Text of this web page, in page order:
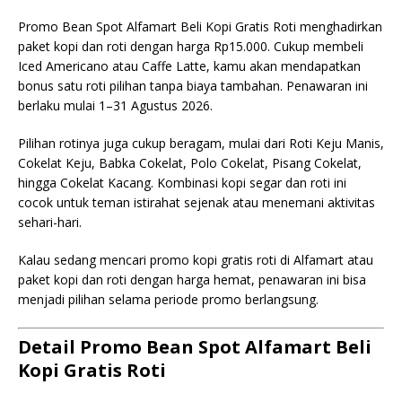
Promo Bean Spot Alfamart Beli Kopi Gratis Roti menghadirkan
paket kopi dan roti dengan harga Rp15.000. Cukup membeli
Iced Americano atau Caffe Latte, kamu akan mendapatkan
bonus satu roti pilihan tanpa biaya tambahan. Penawaran ini
berlaku mulai 1–31 Agustus 2026.
Pilihan rotinya juga cukup beragam, mulai dari Roti Keju Manis,
Cokelat Keju, Babka Cokelat, Polo Cokelat, Pisang Cokelat,
hingga Cokelat Kacang. Kombinasi kopi segar dan roti ini
cocok untuk teman istirahat sejenak atau menemani aktivitas
sehari-hari.
Kalau sedang mencari promo kopi gratis roti di Alfamart atau
paket kopi dan roti dengan harga hemat, penawaran ini bisa
menjadi pilihan selama periode promo berlangsung.
Detail Promo Bean Spot Alfamart Beli
Kopi Gratis Roti